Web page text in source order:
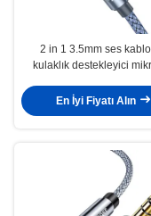
2 in 1 3.5mm ses
kulaklık destekleyici
En İyi Fiyatı Alın